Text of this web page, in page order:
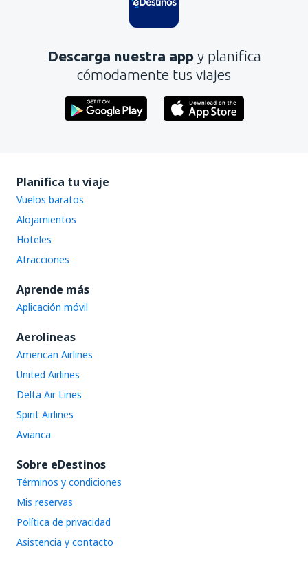
No profundiza en el tema
Enviar
Descarga nuestra app y planifica
cómodamente tus viajes
Planifica tu viaje
Vuelos baratos
Alojamientos
Hoteles
Atracciones
Aprende más
Aplicación móvil
Aerolíneas
American Airlines
United Airlines
Delta Air Lines
Spirit Airlines
Avianca
Sobre eDestinos
Términos y condiciones
Mis reservas
Política de privacidad
Asistencia y contacto